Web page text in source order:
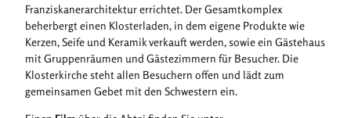
Franziskanerarchitektur errichtet. Der Gesamtkomplex
beherbergt einen Klosterladen, in dem eigene Produkte wie
Kerzen, Seife und Keramik verkauft werden, sowie ein Gästehaus
mit Gruppenräumen und Gästezimmern für Besucher. Die
Klosterkirche steht allen Besuchern offen und lädt zum
gemeinsamen Gebet mit den Schwestern ein.